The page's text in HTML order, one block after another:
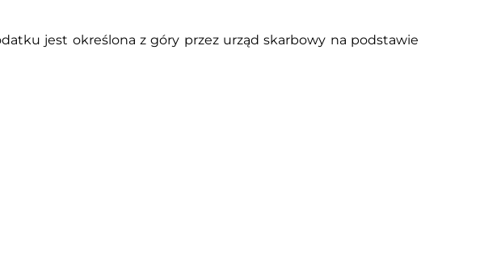
jest określona z góry przez urząd skarbowy na podstawie